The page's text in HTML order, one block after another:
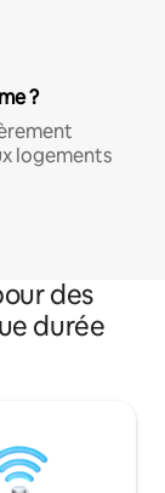
?
logements
des
durée